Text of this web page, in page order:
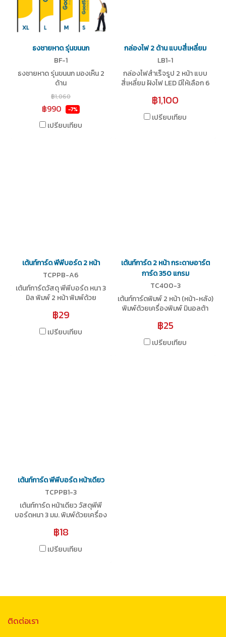
ธงชายหาด รุ่นขนนก
BF-1
ธงชายหาด รุ่นขนนก มองเห็น 2
ด้าน
฿1,060
฿990 -7%
เปรียบเทียบ
กล่องไฟ 2 ด้าน แบบสี่เหลี่ยม
LB1-1
กล่องไฟสำเร็จรูป 2 หน้า แบบ
สี่เหลี่ยม ฝังไฟ LED มีให้เลือก 6
฿1,100
เปรียบเทียบ
เต้นท์การ์ด พีพีบอร์ด 2 หน้า
TCPPB-A6
เต้นท์การ์ดวัสดุ พีพีบอร์ด หนา 3
มิล พิมพ์ 2 หน้า พิมพ์ด้วย
ความละเอียด 1440 DPI ภาพสวย
คมชัด มีให้เลือก 3 ขนาด
฿29
เปรียบเทียบ
เต้นท์การ์ด 2 หน้า กระดาษอาร์ต
การ์ด 350 แกรม
TC400-3
เต้นท์การ์ดพิมพ์ 2 หน้า (หน้า-หลัง)
พิมพ์ด้วยเครื่องพิมพ์ มินอลต้า
การ์ด 350 แกรม เคลือบยูวี
฿25
เปรียบเทียบ
เต้นท์การ์ด พีพีบอร์ด หน้าเดียว
TCPPB1-3
เต้นท์การ์ด หน้าเดียว วัสดุพีพี
บอร์ดหนา 3 มม. พิมพ์ด้วยเครื่อง
2400x2400 DPI ภาพสวยคม
ชัด มีให้เลือก 3 ขนาด
฿18
เปรียบเทียบ
ติดต่อเรา